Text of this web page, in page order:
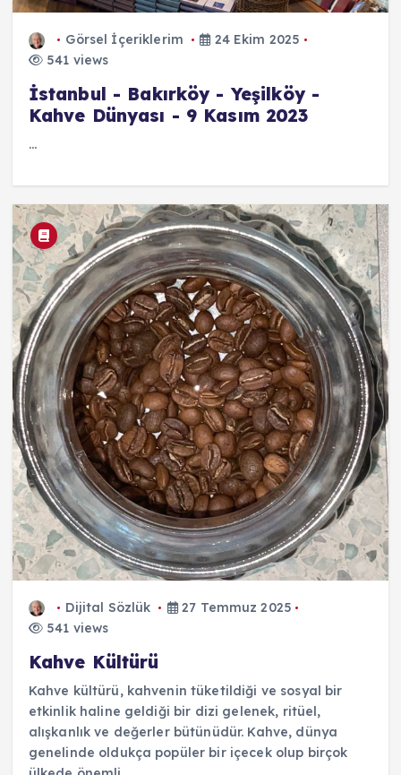
Görsel İçeriklerim
24 Ekim 2025
541 views
İstanbul - Bakırköy - Yeşilköy -
Kahve Dünyası - 9 Kasım 2023
...
Dijital Sözlük
27 Temmuz 2025
541 views
Kahve Kültürü
Kahve kültürü, kahvenin tüketildiği ve sosyal bir
etkinlik haline geldiği bir dizi gelenek, ritüel,
alışkanlık ve değerler bütünüdür. Kahve, dünya
genelinde oldukça popüler bir içecek olup birçok